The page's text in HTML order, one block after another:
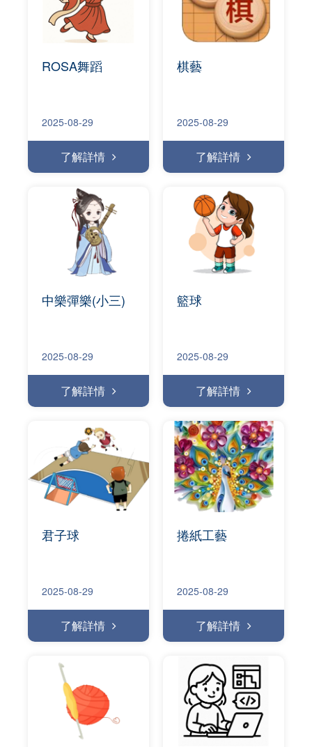
ROSA舞蹈
2025-08-29
了解詳情
棋藝
2025-08-29
了解詳情
中樂彈樂(小三)
2025-08-29
了解詳情
籃球
2025-08-29
了解詳情
君子球
2025-08-29
了解詳情
捲紙工藝
2025-08-29
了解詳情